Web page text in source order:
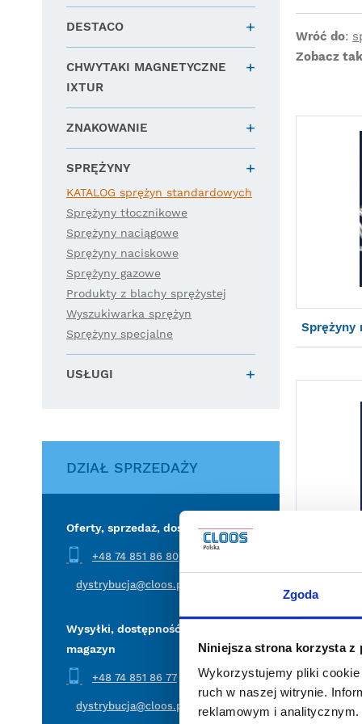
Zgoda
Niniejsza strona korzysta z
Wykorzystujemy pliki
ruch w naszej witrynie.
reklamowym i
DESTACO
CHWYTAKI MAGNETYCZNE
IXTUR
ZNAKOWANIE
SPRĘŻYNY
KATALOG sprężyn standardowych
Sprężyny tłocznikowe
Sprężyny naciągowe
Sprężyny naciskowe
Sprężyny gazowe
Produkty z blachy sprężystej
Wyszukiwarka sprężyn
Sprężyny specjalne
USŁUGI
DZIAŁ SPRZEDAŻY
Oferty, sprzedaż, dostępność
+48 74 851 86 80
dystrybucja@cloos.pl
Wysyłki, dostępność, faktury,
magazyn
+48 74 851 86 77
dystrybucja@cloos.pl
Wróć do:
Zobacz
Sprężyny